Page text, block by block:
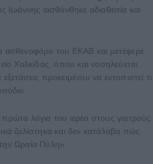
Ιωάννης αισθάνθηκε αδιαθεσία και
ασθενοφόρο του ΕΚΑΒ και μετέφερε
Χαλκίδας, όπου και νοσηλεύεται.
προκειμένου να εντοπιστεί τι
λόγια του ιερέα στους γιατρούς
ζαλίστηκα και δεν κατάλαβα πώς
Ωραία Πύλη».